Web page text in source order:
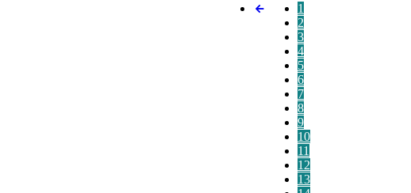
1
2
3
4
5
6
7
8
9
10
11
12
13